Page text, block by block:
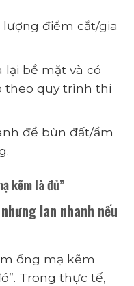
điểm cắt/gia
lại bề mặt và có
theo quy trình thi
để bùn đất/ẩm
kẽm là đủ”
lan nhanh nếu
ống mạ kẽm
Trong thực tế,